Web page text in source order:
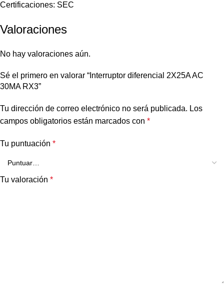
Certificaciones: SEC
Valoraciones
No hay valoraciones aún.
Sé el primero en valorar “Interruptor diferencial 2X25A AC
30MA RX3”
Tu dirección de correo electrónico no será publicada. Los
campos obligatorios están marcados con *
Tu puntuación *
Tu valoración *